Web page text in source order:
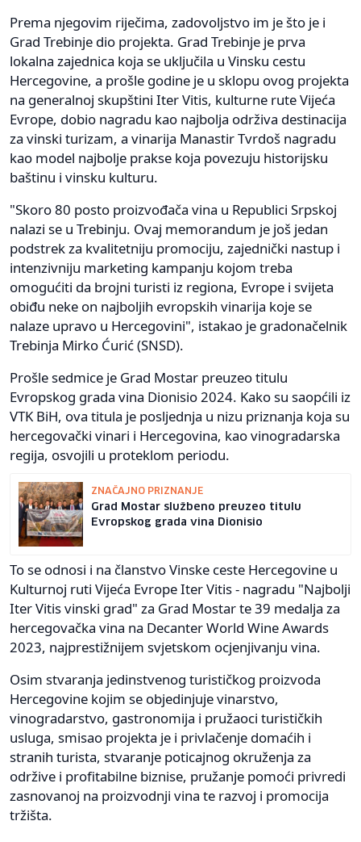
Prema njegovim riječima, zadovoljstvo im je što je i
Grad Trebinje dio projekta. Grad Trebinje je prva
lokalna zajednica koja se uključila u Vinsku cestu
Hercegovine, a prošle godine je u sklopu ovog projekta
na generalnoj skupštini Iter Vitis, kulturne rute Vijeća
Evrope, dobio nagradu kao najbolja održiva destinacija
za vinski turizam, a vinarija Manastir Tvrdoš nagradu
kao model najbolje prakse koja povezuju historijsku
baštinu i vinsku kulturu.
"Skoro 80 posto proizvođača vina u Republici Srpskoj
nalazi se u Trebinju. Ovaj memorandum je još jedan
podstrek za kvalitetniju promociju, zajednički nastup i
intenzivniju marketing kampanju kojom treba
omogućiti da brojni turisti iz regiona, Evrope i svijeta
obiđu neke on najboljih evropskih vinarija koje se
nalaze upravo u Hercegovini", istakao je gradonačelnik
Trebinja Mirko Ćurić (SNSD).
Prošle sedmice je Grad Mostar preuzeo titulu
Evropskog grada vina Dionisio 2024. Kako su saopćili iz
VTK BiH, ova titula je posljednja u nizu priznanja koja su
hercegovački vinari i Hercegovina, kao vinogradarska
regija, osvojili u proteklom periodu.
ZNAČAJNO PRIZNANJE
Grad Mostar službeno preuzeo titulu
Evropskog grada vina Dionisio
To se odnosi i na članstvo Vinske ceste Hercegovine u
Kulturnoj ruti Vijeća Evrope Iter Vitis - nagradu "Najbolji
Iter Vitis vinski grad" za Grad Mostar te 39 medalja za
hercegovačka vina na Decanter World Wine Awards
2023, najprestižnijem svjetskom ocjenjivanju vina.
Osim stvaranja jedinstvenog turističkog proizvoda
Hercegovine kojim se objedinjuje vinarstvo,
vinogradarstvo, gastronomija i pružaoci turističkih
usluga, smisao projekta je i privlačenje domaćih i
stranih turista, stvaranje poticajnog okruženja za
održive i profitabilne biznise, pružanje pomoći privredi
zasnovanoj na proizvodnji vina te razvoj i promocija
tržišta.